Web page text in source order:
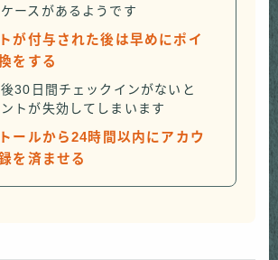
ースがあるようです
が付与された後は早めにポイ
をする
30日間チェックインがないと
トが失効してしまいます
ールから24時間以内にアカウ
を済ませる